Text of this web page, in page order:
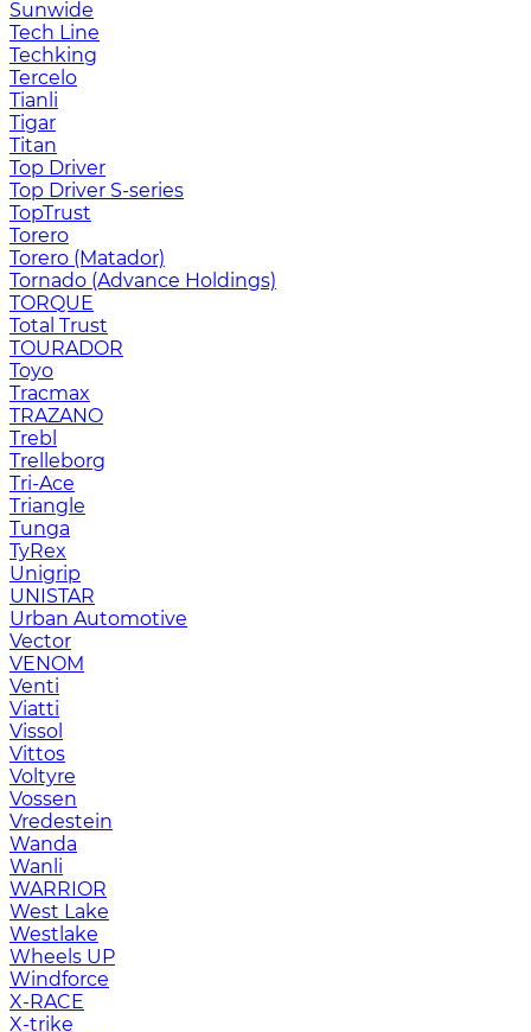
Sunwide
Tech Line
Techking
Tercelo
Tianli
Tigar
Titan
Top Driver
Top Driver S-series
TopTrust
Torero
Torero (Matador)
Tornado (Advance Holdings)
TORQUE
Total Trust
TOURADOR
Toyo
Tracmax
TRAZANO
Trebl
Trelleborg
Tri-Ace
Triangle
Tunga
TyRex
Unigrip
UNISTAR
Urban Automotive
Vector
VENOM
Venti
Viatti
Vissol
Vittos
Voltyre
Vossen
Vredestein
Wanda
Wanli
WARRIOR
West Lake
Westlake
Wheels UP
Windforce
X-RACE
X-trike